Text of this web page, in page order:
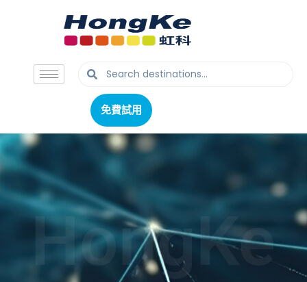
免費試用
免費試用
HongKe